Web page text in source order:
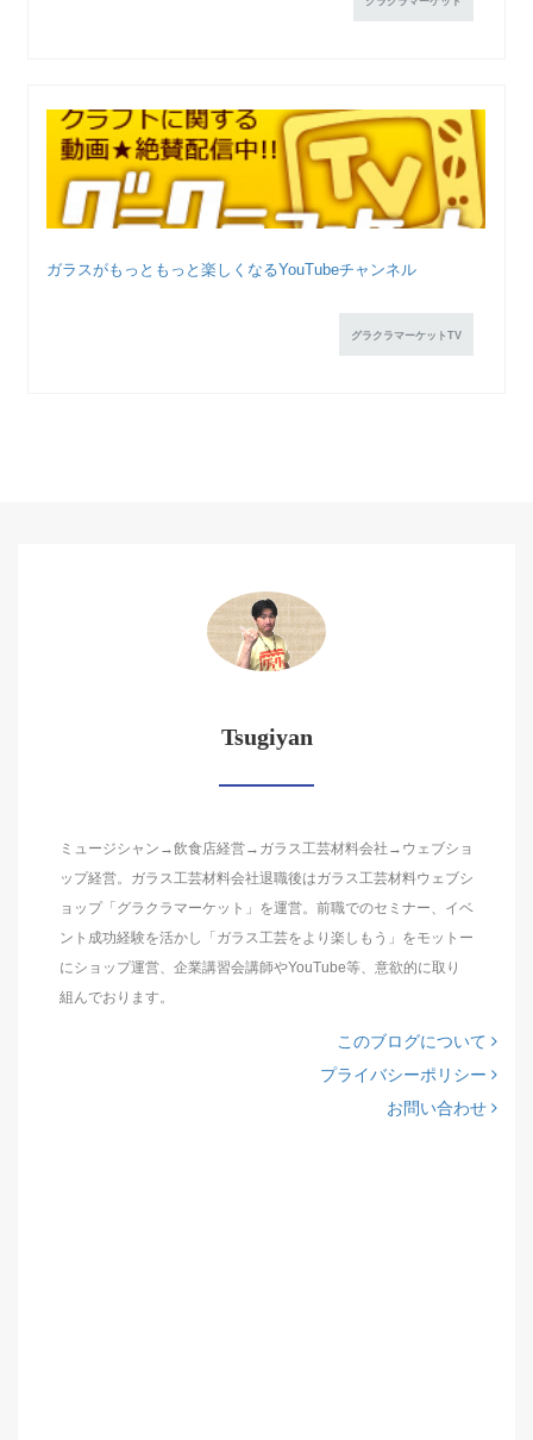
ガラスがもっともっと楽しくなるYouTubeチャンネル
グラクラマーケットTV
Tsugiyan
ミュージシャン→飲食店経営→ガラス工芸材料会社→ウェブショ
ップ経営。ガラス工芸材料会社退職後はガラス工芸材料ウェブシ
ョップ「グラクラマーケット」を運営。前職でのセミナー、イベ
ント成功経験を活かし「ガラス工芸をより楽しもう」をモットー
にショップ運営、企業講習会講師やYouTube等、意欲的に取り
組んでおります。
このブログについて
プライバシーポリシー
お問い合わせ